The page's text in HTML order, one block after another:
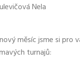
Nela
měsíc jsme si pro
turnajů: